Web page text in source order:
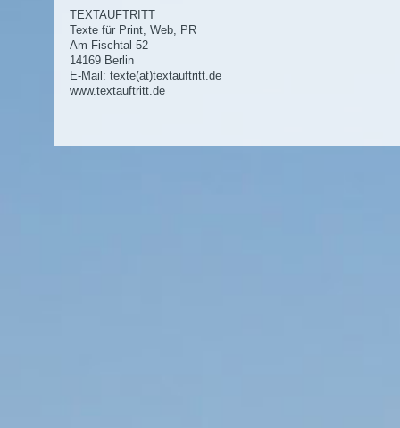
TEXTAUFTRITT
Texte für Print, Web, PR
Am Fischtal 52
14169 Berlin
E-Mail: texte(at)textauftritt.de
www.textauftritt.de